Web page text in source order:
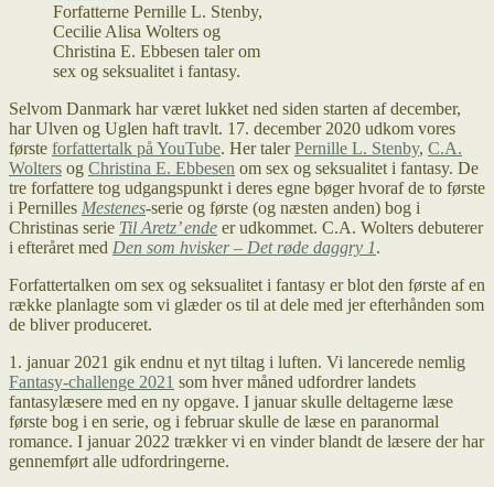
Forfatterne Pernille L. Stenby,
Cecilie Alisa Wolters og
Christina E. Ebbesen taler om
sex og seksualitet i fantasy.
Selvom Danmark har været lukket ned siden starten af december,
har Ulven og Uglen haft travlt. 17. december 2020 udkom vores
første forfattertalk på YouTube. Her talerPernille L. Stenby, C.A.
Wolters og Christina E. Ebbesen om sex og seksualitet i fantasy. De
tre forfattere tog udgangspunkt i deres egne bøger hvoraf de to første
i Pernilles Mestenes-serie og første (og næsten anden) bog i
Christinas serie Til Aretz’ ende er udkommet. C.A. Wolters debuterer
i efteråret med Den som hvisker – Det røde daggry 1.
Forfattertalken om sex og seksualitet i fantasy er blot den første af en
række planlagte som vi glæder os til at dele med jer efterhånden som
de bliver produceret.
1. januar 2021 gik endnu et nyt tiltag i luften. Vi lancerede nemlig
Fantasy-challenge 2021 som hver måned udfordrer landets
fantasylæsere med en ny opgave. I januar skulle deltagerne læse
første bog i en serie, og i februar skulle de læse en paranormal
romance. I januar 2022 trækker vi en vinder blandt de læsere der har
gennemført alle udfordringerne.